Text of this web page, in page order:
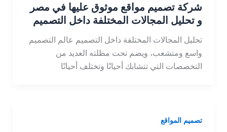
شركة تصميم مواقع موثوق عليها في مصر
و تحليل المجالات المختلفة داخل التصميم
تحليل المجالات المختلفة داخل التصميم عالم التصميم
واسع ومتشعب، ويضم تحت مظلته العديد من
التخصصات التي تتشابك أحيانًا وتختلف أحيانًا
تصميم المواقع